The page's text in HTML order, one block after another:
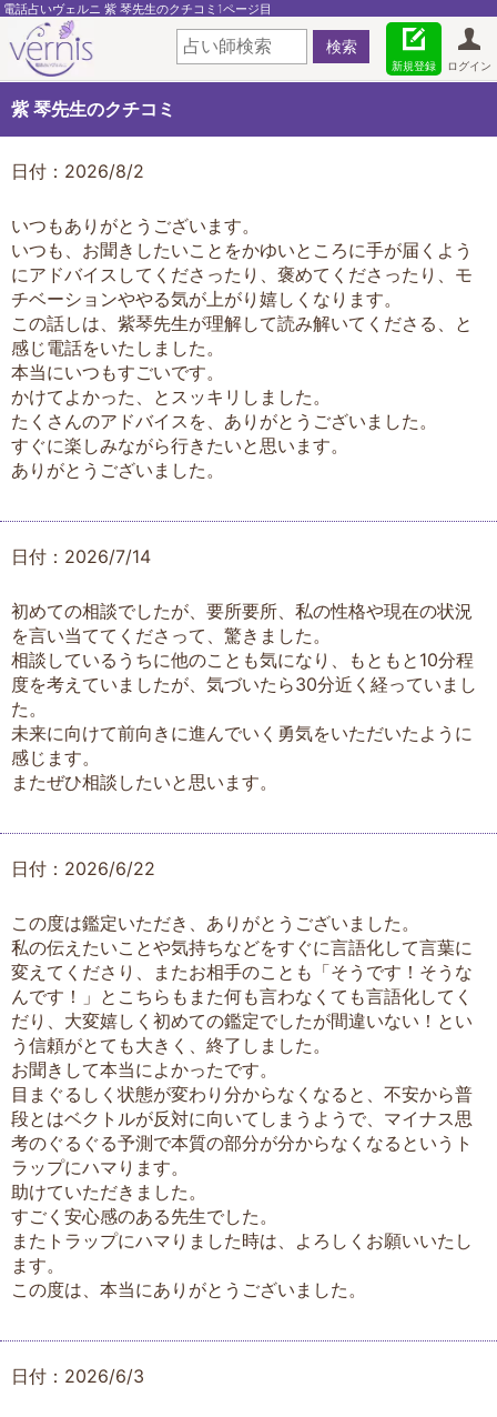
電話占いヴェルニ 紫 琴先生のクチコミ1ページ目
ログイン
新規登録
紫 琴先生のクチコミ
日付：2026/8/2
いつもありがとうございます。
いつも、お聞きしたいことをかゆいところに手が届くよう
にアドバイスしてくださったり、褒めてくださったり、モ
チベーションややる気が上がり嬉しくなります。
この話しは、紫琴先生が理解して読み解いてくださる、と
感じ電話をいたしました。
本当にいつもすごいです。
かけてよかった、とスッキリしました。
たくさんのアドバイスを、ありがとうございました。
すぐに楽しみながら行きたいと思います。
ありがとうございました。
日付：2026/7/14
初めての相談でしたが、要所要所、私の性格や現在の状況
を言い当ててくださって、驚きました。
相談しているうちに他のことも気になり、もともと10分程
度を考えていましたが、気づいたら30分近く経っていまし
た。
未来に向けて前向きに進んでいく勇気をいただいたように
感じます。
またぜひ相談したいと思います。
日付：2026/6/22
この度は鑑定いただき、ありがとうございました。
私の伝えたいことや気持ちなどをすぐに言語化して言葉に
変えてくださり、またお相手のことも「そうです！そうな
んです！」とこちらもまた何も言わなくても言語化してく
だり、大変嬉しく初めての鑑定でしたが間違いない！とい
う信頼がとても大きく、終了しました。
お聞きして本当によかったです。
目まぐるしく状態が変わり分からなくなると、不安から普
段とはベクトルが反対に向いてしまうようで、マイナス思
考のぐるぐる予測で本質の部分が分からなくなるというト
ラップにハマります。
助けていただきました。
すごく安心感のある先生でした。
またトラップにハマりました時は、よろしくお願いいたし
ます。
この度は、本当にありがとうございました。
日付：2026/6/3